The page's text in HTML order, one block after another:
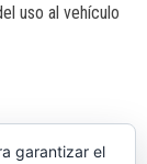
uso al vehículo
suv
garantizar el